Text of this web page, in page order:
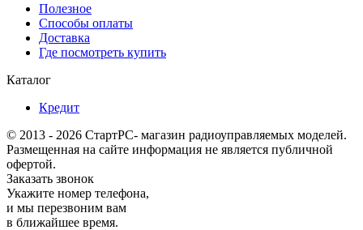
Полезное
Способы оплаты
Доставка
Где посмотреть купить
Каталог
Кредит
© 2013 - 2026 СтартРС- магазин радиоуправляемых моделей.
Размещенная на сайте информация не является публичной
офертой.
Заказать звонок
Укажите номер телефона,
и мы перезвоним вам
в ближайшее время.